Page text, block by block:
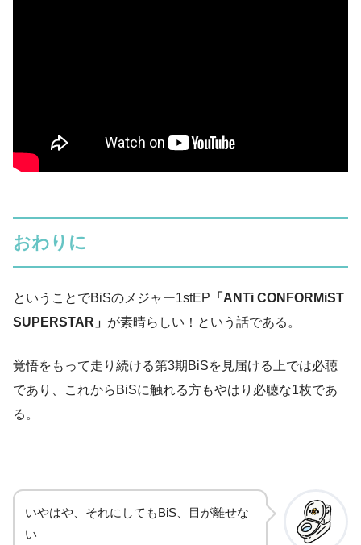
おわりに
ということでBiSのメジャー1stEP 「ANTi CONFORMiST
SUPERSTAR」 が素晴らしい！という話である。
覚悟をもって走り続ける第3期BiSを見届ける上では必聴
であり、これからBiSに触れる方もやはり必聴な1枚であ
る。
いやはや、それにしてもBiS、目が離せな
い